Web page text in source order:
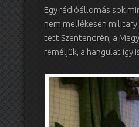
Egy rádióállomás sok
nem mellékesen military
tett Szentendrén, a
reméljük, a hangulat így